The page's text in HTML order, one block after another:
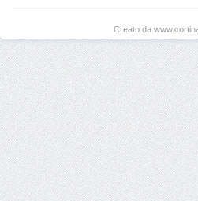
Creato da